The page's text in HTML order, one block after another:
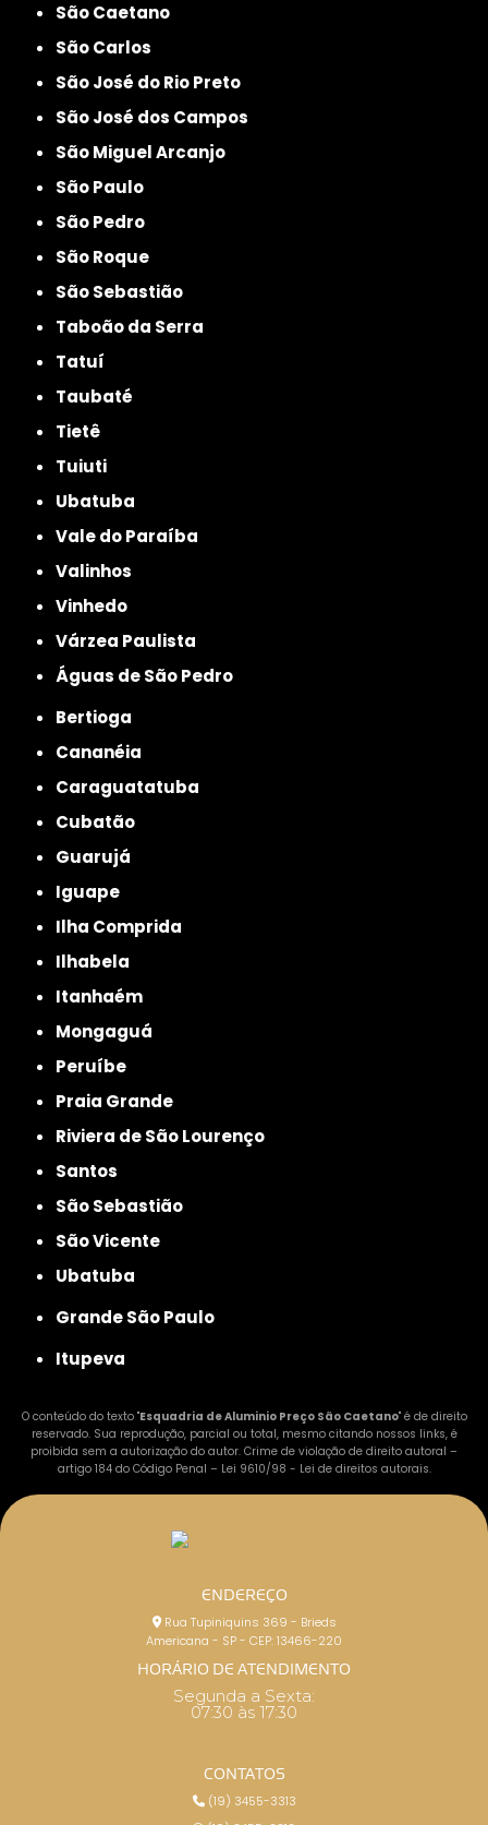
São Caetano
São Carlos
São José do Rio Preto
São José dos Campos
São Miguel Arcanjo
São Paulo
São Pedro
São Roque
São Sebastião
Taboão da Serra
Tatuí
Taubaté
Tietê
Tuiuti
Ubatuba
Vale do Paraíba
Valinhos
Vinhedo
Várzea Paulista
Águas de São Pedro
Bertioga
Cananéia
Caraguatatuba
Cubatão
Guarujá
Iguape
Ilha Comprida
Ilhabela
Itanhaém
Mongaguá
Peruíbe
Praia Grande
Riviera de São Lourenço
Santos
São Sebastião
São Vicente
Ubatuba
Grande São Paulo
Itupeva
O conteúdo do texto "Esquadria de Aluminio Preço São Caetano" é de direito
reservado. Sua reprodução, parcial ou total, mesmo citando nossos links, é
proibida sem a autorização do autor. Crime de violação de direito autoral –
artigo 184 do Código Penal – Lei 9610/98 - Lei de direitos autorais.
ENDEREÇO
Rua Tupiniquins 369 - Brieds
Americana - SP - CEP: 13466-220
HORÁRIO DE ATENDIMENTO
Segunda a Sexta:
07:30 às 17:30
CONTATOS
(19) 3455-3313